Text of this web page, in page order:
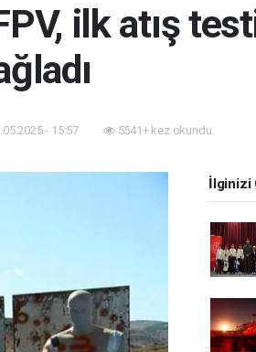
ilk atış
- 15:57 5541+ kez okundu.
İlginizi